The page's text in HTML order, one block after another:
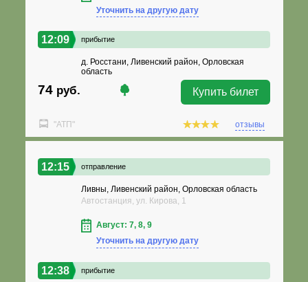
Уточнить на другую дату
12:09 прибытие
д. Росстани, Ливенский район, Орловская
область
74 руб. Купить билет
"АТП" отзывы
12:15 отправление
Ливны, Ливенский район, Орловская область
Автостанция, ул. Кирова, 1
Август: 7, 8, 9
Уточнить на другую дату
12:38 прибытие